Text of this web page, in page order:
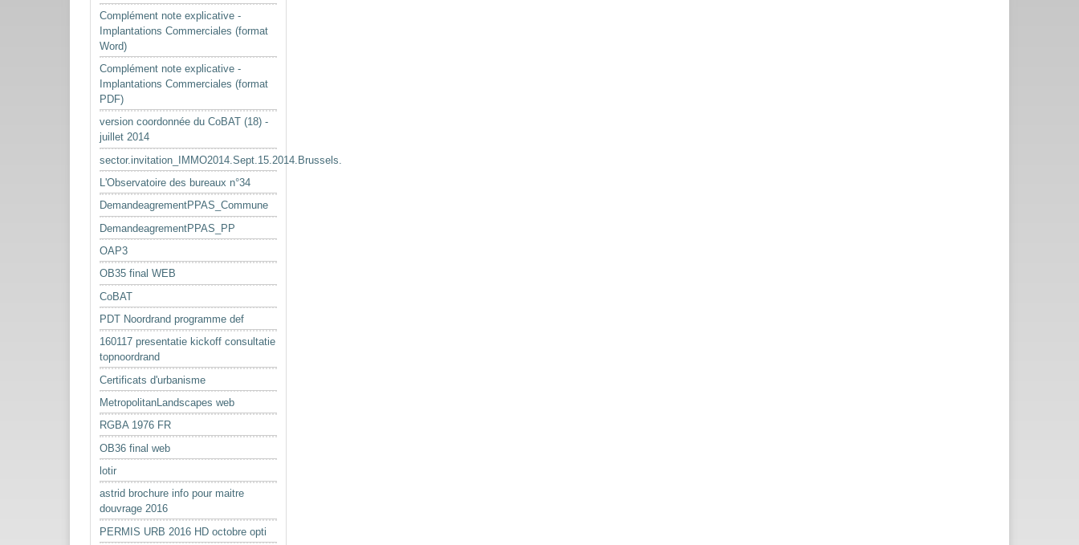
Complément note explicative -
Implantations Commerciales (format
Word)
Complément note explicative -
Implantations Commerciales (format
PDF)
version coordonnée du CoBAT (18) -
juillet 2014
sector.invitation_IMMO2014.Sept.15.2014.Brussels.
L'Observatoire des bureaux n°34
DemandeagrementPPAS_Commune
DemandeagrementPPAS_PP
OAP3
OB35 final WEB
CoBAT
PDT Noordrand programme def
160117 presentatie kickoff consultatie
topnoordrand
Certificats d'urbanisme
MetropolitanLandscapes web
RGBA 1976 FR
OB36 final web
lotir
astrid brochure info pour maitre
douvrage 2016
PERMIS URB 2016 HD octobre opti